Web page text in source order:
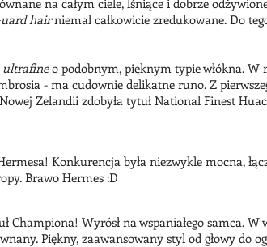
na całym ciele, lśniące i dobrze
uard hairniemal całkowicie zredukowane. Do
ultrafineo podobnym, pięknym typie włókna. W
- ma cudownie delikatne runo. Z
Zelandii zdobyła tytuł National Finest
Konkurencja była niezwykle mocna,
Brawo Hermes :D
Championa! Wyrósł na wspaniałego samca.
Piękny, zaawansowany styl od głowy do